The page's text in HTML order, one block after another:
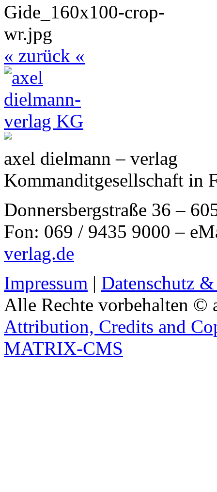
« zurück «
axel dielmann – verlag
Kommanditgesellschaft in
Donnersbergstraße 36 –
Fon: 069 / 9435 9000 –
verlag.de
Impressum | Datenschutz
Alle Rechte vorbehalten ©
Attribution, Credits and
MATRIX-CMS